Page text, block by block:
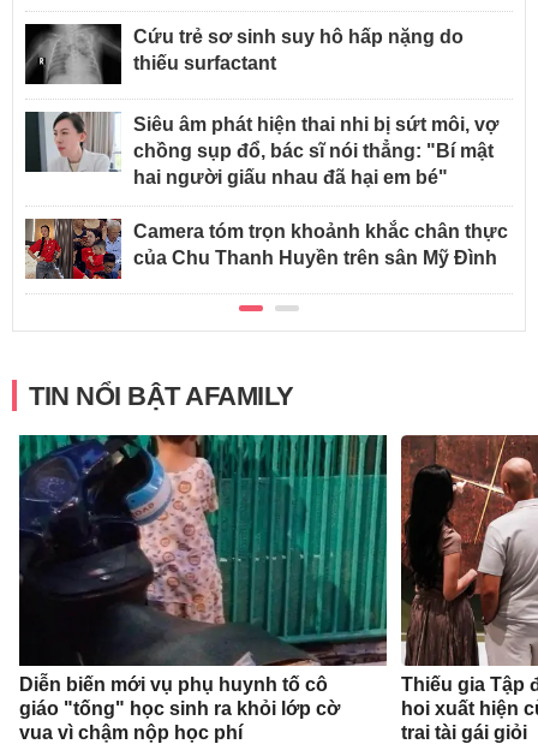
Cứu trẻ sơ sinh suy hô hấp nặng do
thiếu surfactant
Siêu âm phát hiện thai nhi bị sứt môi, vợ
chồng sụp đổ, bác sĩ nói thẳng: "Bí mật
hai người giấu nhau đã hại em bé"
Camera tóm trọn khoảnh khắc chân thực
của Chu Thanh Huyền trên sân Mỹ Đình
TIN NỔI BẬT AFAMILY
Diễn biến mới vụ phụ huynh tố cô
giáo "tống" học sinh ra khỏi lớp cờ
vua vì chậm nộp học phí
Thiếu gia Tập
hoi xuất hiện
trai tài gái giỏi